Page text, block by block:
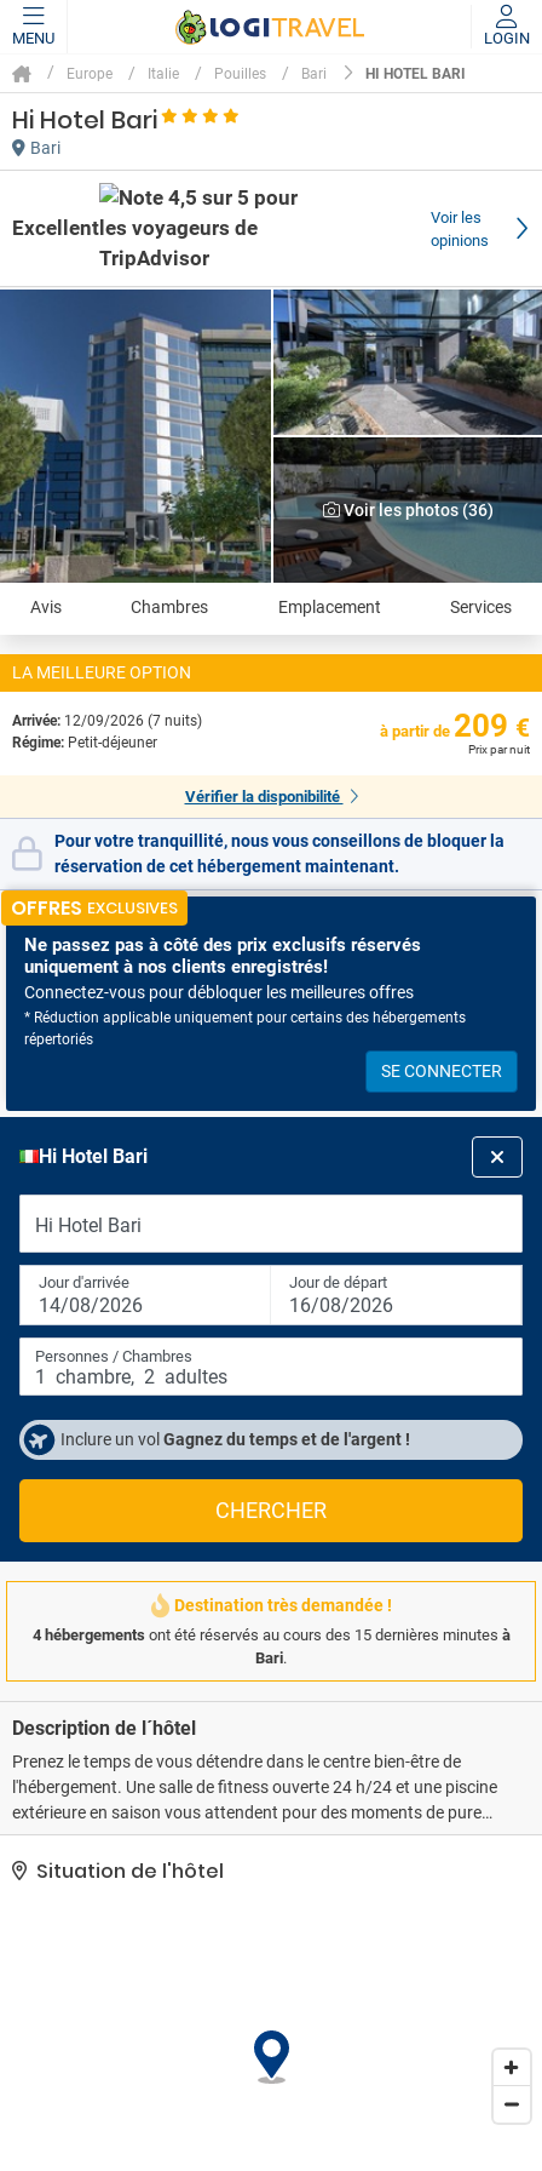
MENU LOGIN
Europe Italie Pouilles Bari HI HOTEL BARI
Hi Hotel Bari
Bari
Excellent
Voir les
opinions
Voir les photos (36)
Avis Chambres Emplacement Services
LA MEILLEURE OPTION
Arrivée: 12/09/2026 (7 nuits)
Régime: Petit-déjeuner
à partir de 209 €
Prix par nuit
Vérifier la disponibilité
Pour votre tranquillité, nous vous conseillons de bloquer la
réservation de cet hébergement maintenant.
OFFRES EXCLUSIVES
Ne passez pas à côté des prix exclusifs réservés
uniquement à nos clients enregistrés!
Connectez-vous pour débloquer les meilleures offres
* Réduction applicable uniquement pour certains des hébergements
répertoriés
SE CONNECTER
Hi Hotel Bari
Hi Hotel Bari
Jour d'arrivée
14/08/2026
Jour de départ
16/08/2026
Personnes / Chambres
1 chambre, 2 adultes
Inclure un vol Gagnez du temps et de l'argent !
CHERCHER
Destination très demandée !
4 hébergements ont été réservés au cours des 15 dernières minutes à
Bari.
Description de l´hôtel
Prenez le temps de vous détendre dans le centre bien-être de
l'hébergement. Une salle de fitness ouverte 24 h/24 et une piscine
extérieure en saison vous attendent pour des moments de pure
détente ! Cet hôtel propose également l'accès Wi-Fi à Internet
gratuit, un service de conciergerie et une salle de banquet.. Le
Situation de l'hôtel